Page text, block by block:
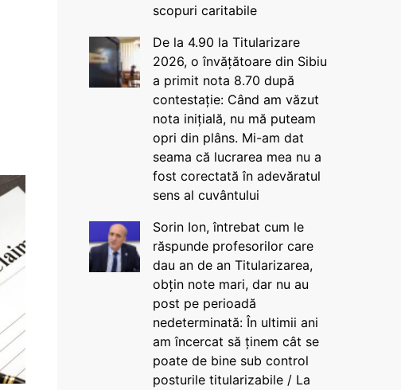
scopuri caritabile
De la 4.90 la Titularizare
2026, o învățătoare din Sibiu
a primit nota 8.70 după
contestație: Când am văzut
nota inițială, nu mă puteam
opri din plâns. Mi-am dat
seama că lucrarea mea nu a
fost corectată în adevăratul
sens al cuvântului
Sorin Ion, întrebat cum le
răspunde profesorilor care
dau an de an Titularizarea,
obțin note mari, dar nu au
post pe perioadă
nedeterminată: În ultimii ani
am încercat să ținem cât se
poate de bine sub control
posturile titularizabile / La